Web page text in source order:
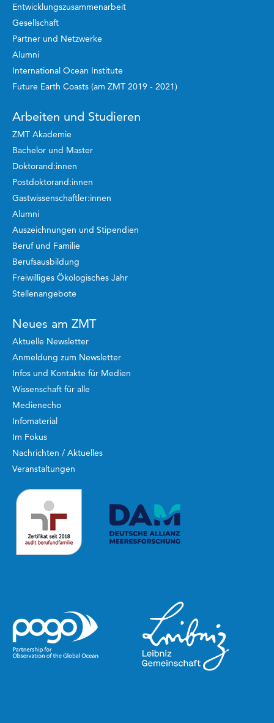
Entwicklungszusammenarbeit
Gesellschaft
Partner und Netzwerke
Alumni
International Ocean Institute
Future Earth Coasts (am ZMT 2019 - 2021)
Arbeiten und Studieren
ZMT Akademie
Bachelor und Master
Doktorand:innen
Postdoktorand:innen
Gastwissenschaftler:innen
Alumni
Auszeichnungen und Stipendien
Beruf und Familie
Berufsausbildung
Freiwilliges Ökologisches Jahr
Stellenangebote
Neues am ZMT
Aktuelle Newsletter
Anmeldung zum Newsletter
Infos und Kontakte für Medien
Wissenschaft für alle
Medienecho
Infomaterial
Im Fokus
Nachrichten / Aktuelles
Veranstaltungen